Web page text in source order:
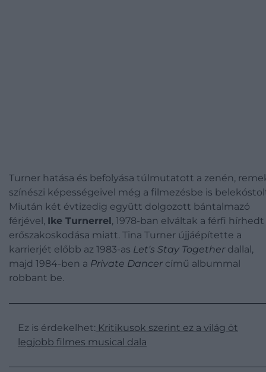
Turner hatása és befolyása túlmutatott a zenén,
színészi képességeivel még a filmezésbe is
Miután két évtizedig együtt dolgozott bántalmazó
férjével, Ike Turnerrel, 1978-ban elváltak a férfi hírhedt
erőszakoskodása miatt. Tina Turner újjáépítette a
karrierjét előbb az 1983-as Let's Stay Together dallal,
majd 1984-ben a Private Dancer című albummal
robbant be.
Ez is érdekelhet: Kritikusok szerint ez a világ öt
legjobb filmes musical dala